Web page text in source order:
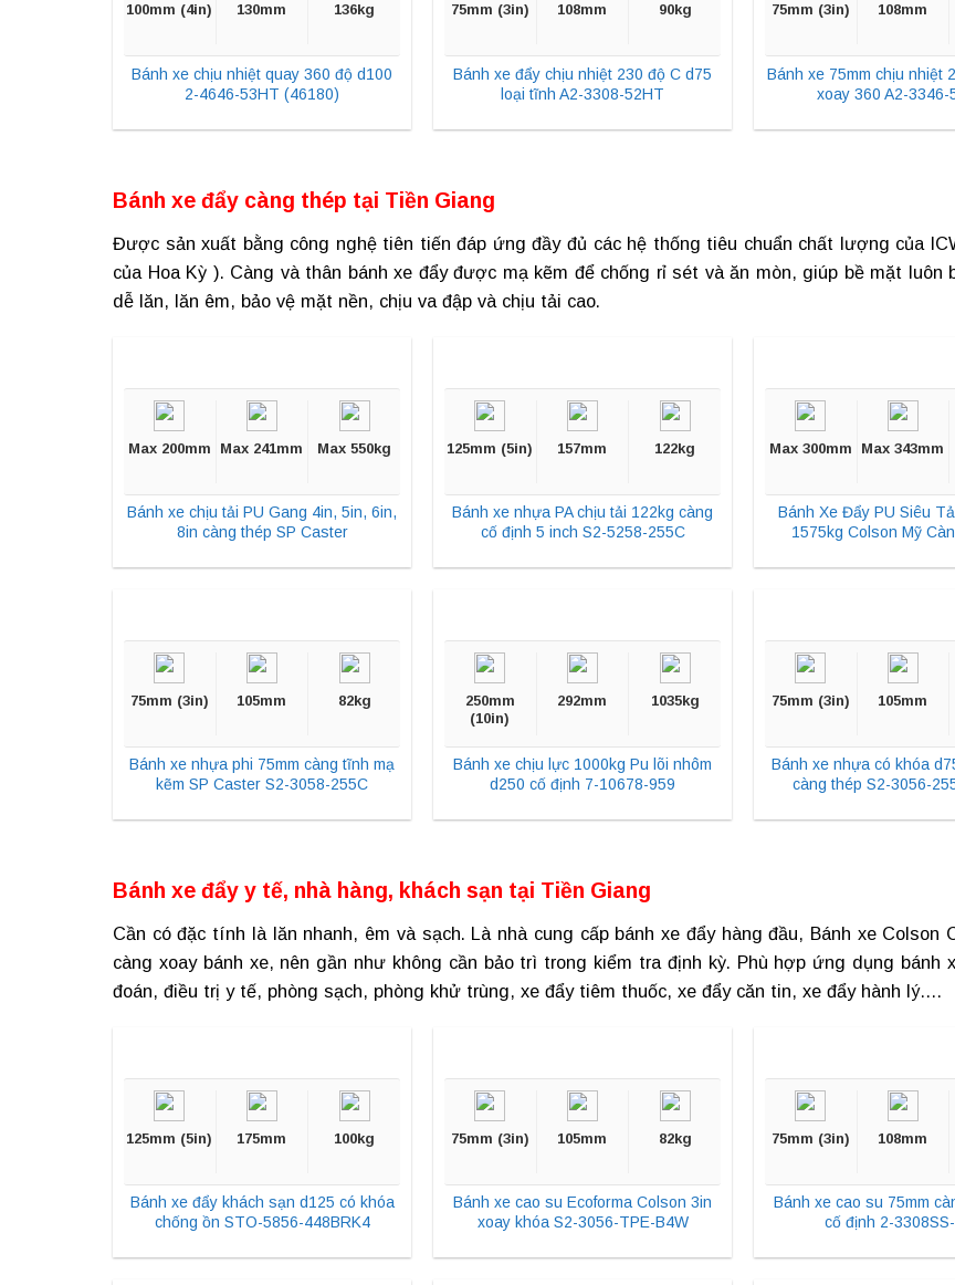
100mm (4in) 130mm 136kg
Bánh xe chịu nhiệt quay 360 độ d100
2-4646-53HT (46180)
75mm (3in) 108mm 90kg
Bánh xe đẩy chịu nhiệt 230 độ C d75
loại tĩnh A2-3308-52HT
75mm (3in) 108mm
Bánh xe 75mm chịu nhiệt
xoay 360 A2-3346-
Bánh xe đẩy càng thép tại Tiền Giang
Được sản xuất bằng công nghệ tiên tiến đáp ứng đầy đủ các hệ thống tiêu chuẩn chất lượng của
của Hoa Kỳ ). Càng và thân bánh xe đẩy được mạ kẽm để chống rỉ sét và ăn mòn, giúp bề mặt luôn
dễ lăn, lăn êm, bảo vệ mặt nền, chịu va đập và chịu tải cao.
Max 200mm Max 241mm Max 550kg
Bánh xe chịu tải PU Gang 4in, 5in, 6in,
8in càng thép SP Caster
125mm (5in) 157mm 122kg
Bánh xe nhựa PA chịu tải 122kg càng
cố định 5 inch S2-5258-255C
Max 300mm Max 343mm
Bánh Xe Đẩy PU Siêu
1575kg Colson Mỹ
75mm (3in) 105mm 82kg
Bánh xe nhựa phi 75mm càng tĩnh mạ
kẽm SP Caster S2-3058-255C
250mm
(10in)
292mm 1035kg
Bánh xe chịu lực 1000kg Pu lõi nhôm
d250 cố định 7-10678-959
75mm (3in) 105mm
Bánh xe nhựa có khóa
càng thép S2-3056-
Bánh xe đẩy y tế, nhà hàng, khách sạn tại Tiền Giang
Cần có đặc tính là lăn nhanh, êm và sạch. Là nhà cung cấp bánh xe đẩy hàng đầu, Bánh xe
càng xoay bánh xe, nên gần như không cần bảo trì trong kiểm tra định kỳ. Phù hợp ứng dụng bánh
đoán, điều trị y tế, phòng sạch, phòng khử trùng, xe đẩy tiêm thuốc, xe đẩy căn tin, xe đẩy hành lý….
125mm (5in) 175mm 100kg
Bánh xe đẩy khách sạn d125 có khóa
chống ồn STO-5856-448BRK4
75mm (3in) 105mm 82kg
Bánh xe cao su Ecoforma Colson 3in
xoay khóa S2-3056-TPE-B4W
75mm (3in) 108mm
Bánh xe cao su 75mm
cố định 2-